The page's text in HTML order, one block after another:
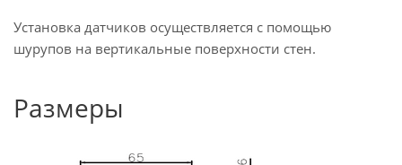
Установка датчиков осуществляется с помощью
шурупов на вертикальные поверхности стен.
Размеры